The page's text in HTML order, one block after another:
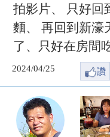
拍影片、 只好回
麵、 再回到新濠
了、只好在房間
2024/04/25 讚